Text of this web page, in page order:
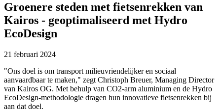
Groenere steden met fietsenrekken van
Kairos - geoptimaliseerd met Hydro
EcoDesign
21 februari 2024
"Ons doel is om transport milieuvriendelijker en sociaal
aanvaardbaar te maken," zegt Christoph Breuer, Managing Director
van Kairos OG. Met behulp van CO2-arm aluminium en de Hydro
EcoDesign-methodologie dragen hun innovatieve fietsenrekken bij
aan dat doel.